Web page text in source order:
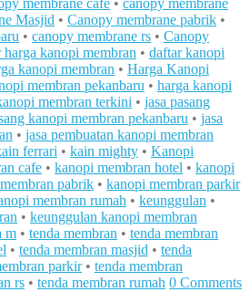
membrane cafe • canopy membrane
Masjid • Canopy membrane pabrik •
• canopy membrane rs • Canopy
harga kanopi membran • daftar kanopi
kanopi membran • Harga Kanopi
membran pekanbaru • harga kanopi
membran terkini • jasa pasang
kanopi membran pekanbaru • jasa
• jasa pembuatan kanopi membran
ferrari • kain mighty • Kanopi
cafe • kanopi membran hotel • kanopi
pabrik • kanopi membran parkir
membran rumah • keunggulan •
• keunggulan kanopi membran
m • tenda membran • tenda membran
• tenda membran masjid • tenda
parkir• tenda membran
rs • tenda membran rumah 0 Comments